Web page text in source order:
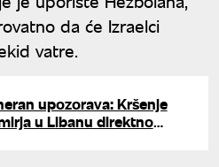
da će Izraelci
vatre.
upozorava: Kršenje
u Libanu direktno